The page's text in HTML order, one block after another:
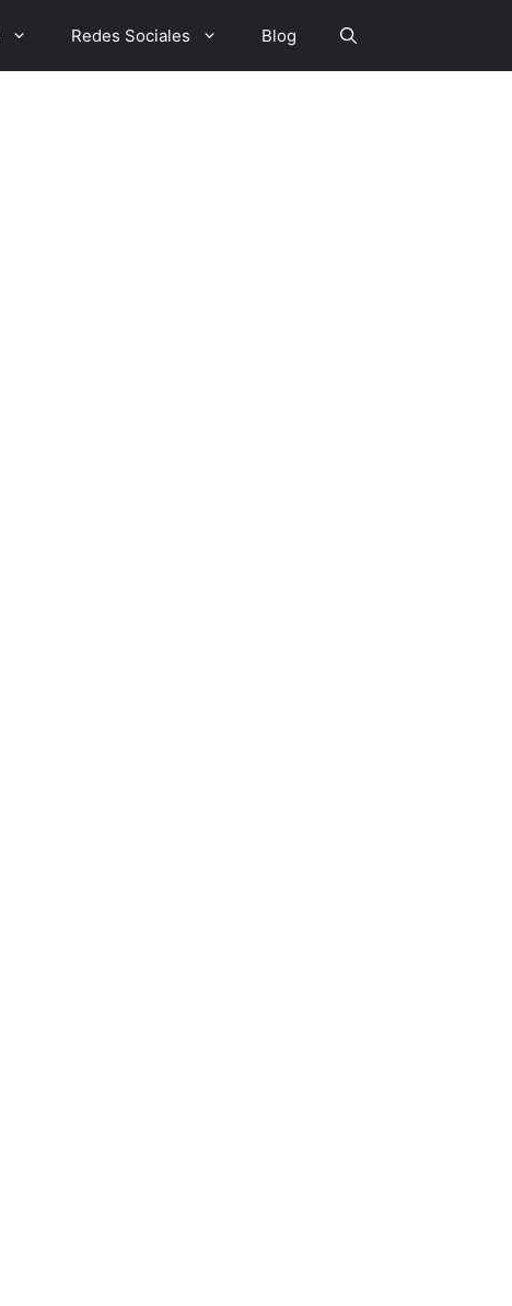
Redes Sociales Blog